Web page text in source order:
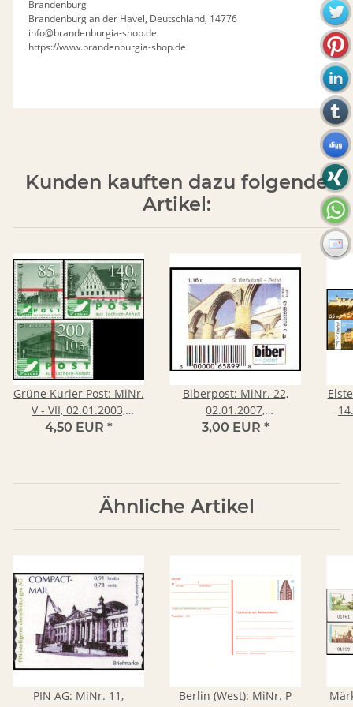
Brandenburg
Brandenburg an der Havel, Deutschland, 14776
info@brandenburgia-shop.de
https://www.brandenburgia-shop.de
Kunden kauften dazu folgende
Artikel:
Grüne Kurier Post: MiNr.
V - VII, 02.01.2003,
"Sehenswürdigkeiten in
4,50 EUR *
Biberpost: MiNr. 22,
02.01.2007,
"Sehenswürdigkeiten (II):
3,00 EUR *
Ähnliche Artikel
PIN AG: MiNr. 11,
Berlin (West): MiNr. P